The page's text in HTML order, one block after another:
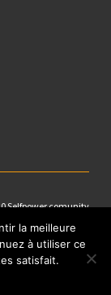
Selfpower comunity
Fradin –www.akti.fr
la meilleure
à utiliser ce
satisfait.